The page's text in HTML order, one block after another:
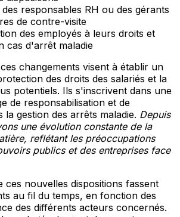
responsables RH ou des gérants
de contre-visite
des employés à leurs droits et
cas d'arrêt maladie
changements visent à établir un
des droits des salariés et la
potentiels. Ils s'inscrivent dans une
de responsabilisation et de
la gestion des arrêts maladie. Depuis
une évolution constante de la
reflétant les préoccupations
publics et des entreprises face
ces nouvelles dispositions fassent
au fil du temps, en fonction des
des différents acteurs concernés.